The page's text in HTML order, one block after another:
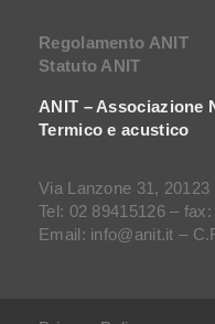
Regolamento ANIT
Statuto ANIT
ANIT – Associazione
Termico e acustico
Via Lanzone 31, 20123
Tel: 02 89415126 –
Email: info@anit.it –